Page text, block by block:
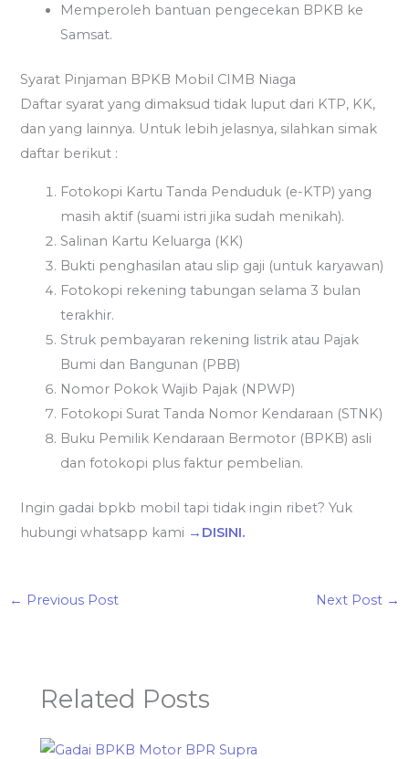
Memperoleh bantuan pengecekan BPKB ke
Samsat.
Syarat Pinjaman BPKB Mobil CIMB Niaga
Daftar syarat yang dimaksud tidak luput dari KTP, KK,
dan yang lainnya. Untuk lebih jelasnya, silahkan simak
daftar berikut :
Fotokopi Kartu Tanda Penduduk (e-KTP) yang
masih aktif (suami istri jika sudah menikah).
Salinan Kartu Keluarga (KK)
Bukti penghasilan atau slip gaji (untuk karyawan)
Fotokopi rekening tabungan selama 3 bulan
terakhir.
Struk pembayaran rekening listrik atau Pajak
Bumi dan Bangunan (PBB)
Nomor Pokok Wajib Pajak (NPWP)
Fotokopi Surat Tanda Nomor Kendaraan (STNK)
Buku Pemilik Kendaraan Bermotor (BPKB) asli
dan fotokopi plus faktur pembelian.
Ingin gadai bpkb mobil tapi tidak ingin ribet? Yuk
hubungi whatsapp kami →DISINI.
← Previous Post Next Post →
Related Posts